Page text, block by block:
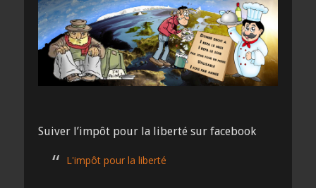
Suiver l’impôt pour la liberté sur facebook
L'impôt pour la liberté